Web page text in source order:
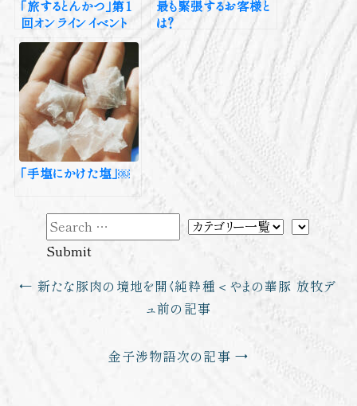
「旅するとんかつ」第1
回オンラインイベント
最も緊張するお客様と
は？
「手塩にかけた塩」￼
新たな豚肉の境地を開く純粋種＜やまの華豚 放牧デ
ュ前の記事
金子渉物語次の記事